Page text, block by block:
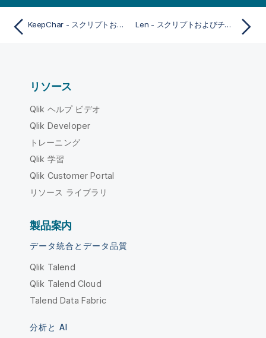
KeepChar - スクリプトおよびチャート関数 Len - スクリプトおよびチャート関数
リソース
Qlik ヘルプ ビデオ
Qlik Developer
トレーニング
Qlik 学習
Qlik Customer Portal
リソース ライブラリ
製品案内
データ統合とデータ品質
Qlik Talend
Qlik Talend Cloud
Talend Data Fabric
分析と AI